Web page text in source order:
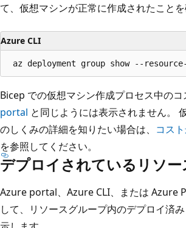
て、仮想マシンが正常に作成されたことを
Azure CLI
Bicep での仮想マシン作成プロセス中のコ
portal と同じようには表示されません。
のしくみの詳細を知りたい場合は、 コス
を参照してください。
デプロイされているリソー
Azure portal、Azure CLI、または Azure
して、リソースグループ内のデプロイ済